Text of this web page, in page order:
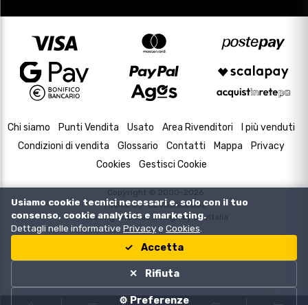
Chi siamo Punti Vendita Usato Area Rivenditori
I più venduti
Condizioni di vendita
Glossario Contatti Mappa
Privacy
Cookies
Gestisci Cookie
Copyright © 2000-2026
P.IVA e C.F. 02433630502
Housing and Web Design byDevItalia
Usiamo cookie tecnici necessari e, solo con il tuo
consenso, cookie analytics e marketing.
Dettagli nelle informative Privacye Cookies
Accetta
Rifiuta
⚙️ Preferenze